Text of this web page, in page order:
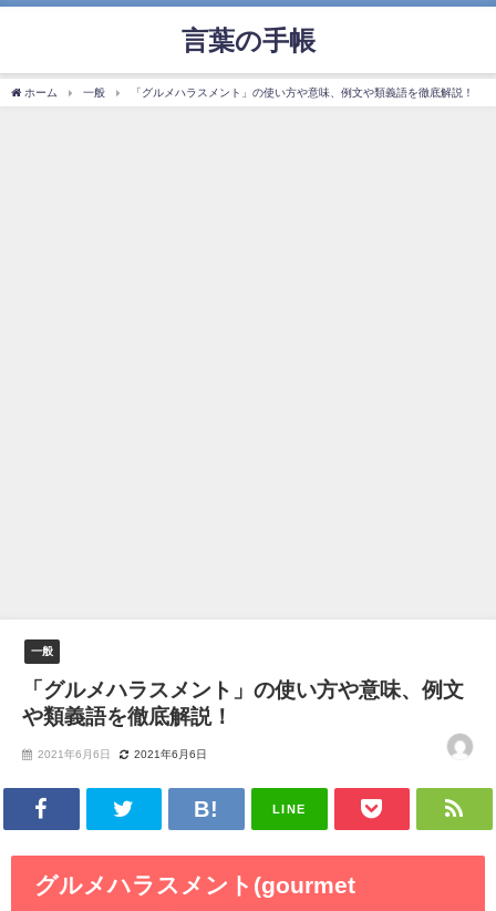
言葉の手帳
ホーム 一般 「グルメハラスメント」の使い方や意味、例文や類義語を徹底解説！
一般
「グルメハラスメント」の使い方や意味、例文
や類義語を徹底解説！
2021年6月6日 2021年6月6日
LINE
グルメハラスメント(gourmet